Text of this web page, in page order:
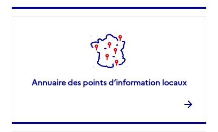
Annuaire des points d’information locaux